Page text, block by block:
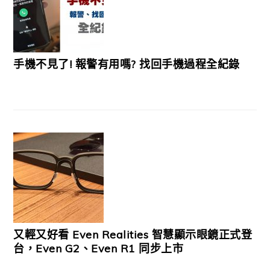
手機不見了! 報警有用嗎? 找回手機過程全紀錄
又輕又好看 Even Realities 智慧顯示眼鏡正式登
台，Even G2、Even R1 同步上市